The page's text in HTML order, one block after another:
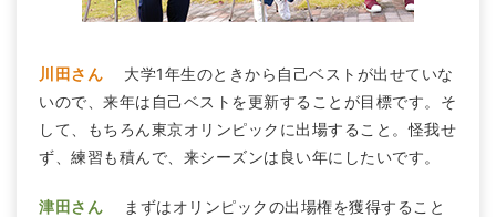
川田さん 大学1年生のときから自己ベストが出せていな
いので、来年は自己ベストを更新することが目標です。そ
して、もちろん東京オリンピックに出場すること。怪我せ
ず、練習も積んで、来シーズンは良い年にしたいです。
津田さん まずはオリンピックの出場権を獲得すること